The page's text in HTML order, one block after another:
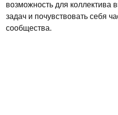
возможность для коллектива
задач и почувствовать себя
сообщества.